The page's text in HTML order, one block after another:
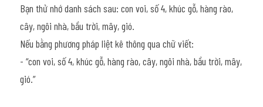
Bạn thử nhớ danh sách sau: con voi, số 4, khúc gỗ, hàng rào,
cây, ngôi nhà, bầu trời, mây, gió.
Nếu bằng phương pháp liệt kê thông qua chữ viết:
- “con voi, số 4, khúc gỗ, hàng rào, cây, ngôi nhà, bầu trời, mây,
gió.”